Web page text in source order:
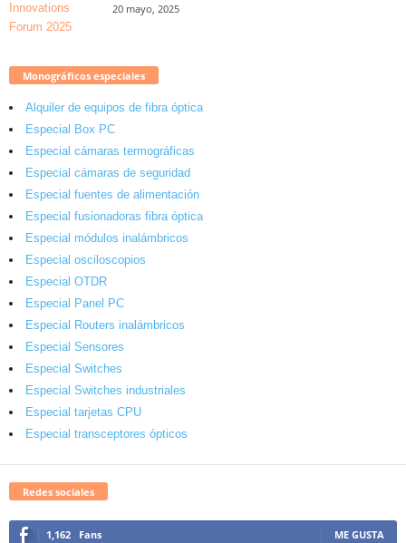
20 mayo, 2025
Monográficos especiales
Alquiler de equipos de fibra óptica
Especial Box PC
Especial cámaras termográficas
Especial cámaras de seguridad
Especial fuentes de alimentación
Especial fusionadoras fibra óptica
Especial módulos inalámbricos
Especial osciloscopios
Especial OTDR
Especial Panel PC
Especial Routers inalámbricos
Especial Sensores
Especial Switches
Especial Switches industriales
Especial tarjetas CPU
Especial transceptores ópticos
Redes sociales
1,162 Fans ME GUSTA